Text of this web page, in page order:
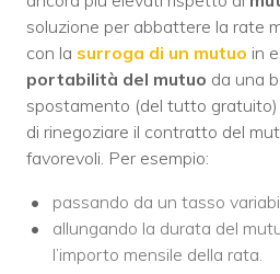
soluzione per abbattere la rate
con la surroga di un mutuo in
portabilità del mutuo da una
spostamento (del tutto
di rinegoziare il contratto del
favorevoli. Per esempio:
passando da un tasso
allungando la durata del
l’importo mensile della rata.